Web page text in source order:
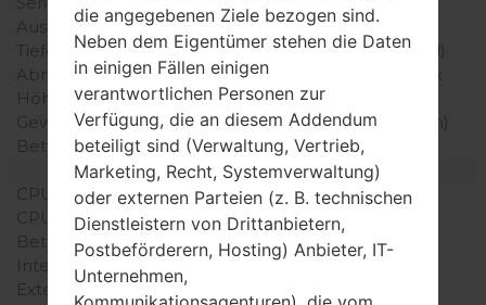
Ausgabe
Mai, 2009
Tiefe
13.9 millimeter (0.55 Zoll)
Abmessungen (Breite /
Höhe)
112 x 51 millimeter (4.41 x
2.01 Zoll)
Gewicht
99.7 gramm (3.49 unzen)
Betriebssystem
-
Ausrüstung
CPU
-
CPU-Kerne
-
Betriebsgedächtnis
-
Interner Speicher
50MB
Externer Speicher
microSD, zu 16 GB
die angegebenen Ziele bezogen sind.
Neben dem Eigentümer stehen die Daten
in einigen Fällen einigen
verantwortlichen Personen zur
Verfügung, die an diesem Addendum
beteiligt sind (Verwaltung, Vertrieb,
Marketing, Recht, Systemverwaltung)
oder externen Parteien (z. B. technischen
Dienstleistern von Drittanbietern,
Postbeförderern, Hosting) Anbieter, IT-
Unternehmen,